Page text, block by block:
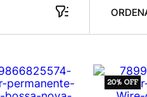
20% OFF